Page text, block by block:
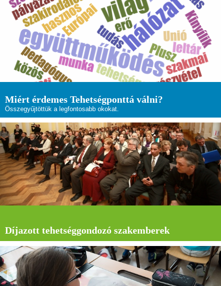
Miért érdemes Tehetségponttá válni?
Összegyűjtöttük a legfontosabb okokat.
Díjazott tehetséggondozó szakemberek